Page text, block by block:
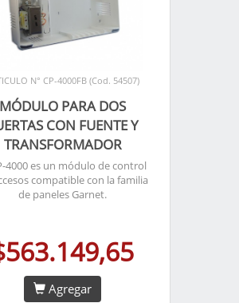
N° CP-4000FB (Cod. 54507)
MÓDULO PARA DOS
CON FUENTE Y
TRANSFORMADOR
4000 es un módulo de control
compatible con la familia
de paneles Garnet.
Agregar